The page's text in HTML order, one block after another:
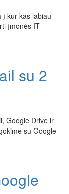
į kur kas labiau
įmonės IT
su 2
Google Drive ir
su Google